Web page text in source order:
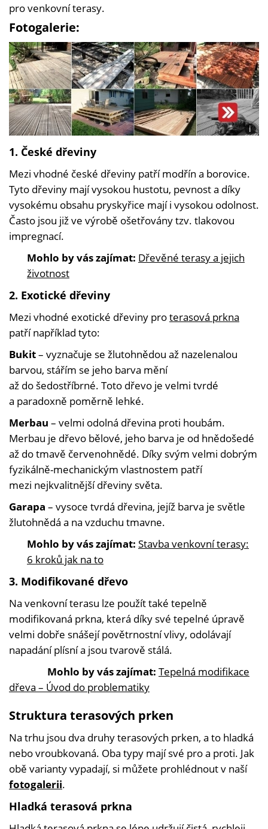
pro venkovní terasy.
Fotogalerie:
i
1. České dřeviny
Mezi vhodné české dřeviny patří modřín a borovice.
Tyto dřeviny mají vysokou hustotu, pevnost a díky
vysokému obsahu pryskyřice mají i vysokou odolnost.
Často jsou již ve výrobě ošetřovány tzv. tlakovou
impregnací.
Mohlo by vás zajímat: Dřevěné terasy a jejich
životnost
2. Exotické dřeviny
Mezi vhodné exotické dřeviny proterasová prkna
patří například tyto:
Bukit– vyznačuje se žlutohnědou až nazelenalou
barvou, stářím se jeho barva mění
až do šedostříbrné. Toto dřevo je velmi tvrdé
a paradoxně poměrně lehké.
Merbau – velmi odolná dřevina proti houbám.
Merbau je dřevo bělové, jeho barva je od hnědošedé
až do tmavě červenohnědé. Díky svým velmi dobrým
fyzikálně-mechanickým vlastnostem patří
mezi nejkvalitnější dřeviny světa.
Garapa – vysoce tvrdá dřevina, jejíž barva je světle
žlutohnědá a na vzduchu tmavne.
Mohlo by vás zajímat: Stavba venkovní terasy:
6 kroků jak na to
3. Modifikované dřevo
Na venkovní terasu lze použít také tepelně
modifikovaná prkna, která díky své tepelné úpravě
velmi dobře snášejí povětrnostní vlivy, odolávají
napadání plísní a jsou tvarově stálá.
Mohlo by vás zajímat: Tepelná modifikace
dřeva – Úvod do problematiky
Struktura terasových prken
Na trhu jsou dva druhy terasových prken, a to hladká
nebo vroubkovaná. Oba typy mají své pro a proti. Jak
obě varianty vypadají, si můžete prohlédnout v naší
fotogalerii.
Hladká terasová prkna